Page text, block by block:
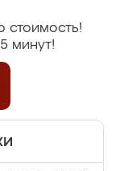
стоимость!
минут!